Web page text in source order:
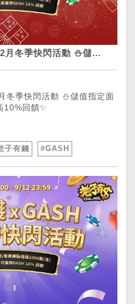
月冬季快閃活動 ⛄儲...
冬季快閃活動 ⛄儲值指定面
10%回饋✨
子有錢 #GASH